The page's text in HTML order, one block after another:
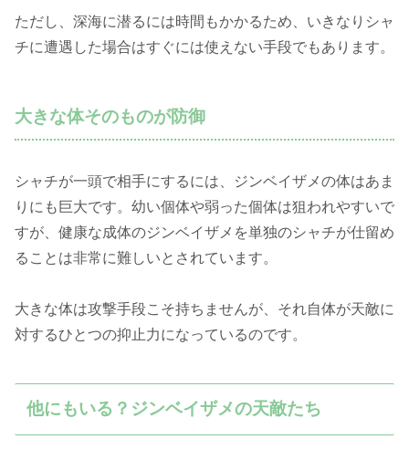
ただし、深海に潜るには時間もかかるため、いきなりシャ
チに遭遇した場合はすぐには使えない手段でもあります。
大きな体そのものが防御
シャチが一頭で相手にするには、ジンベイザメの体はあま
りにも巨大です。幼い個体や弱った個体は狙われやすいで
すが、健康な成体のジンベイザメを単独のシャチが仕留め
ることは非常に難しいとされています。
大きな体は攻撃手段こそ持ちませんが、それ自体が天敵に
対するひとつの抑止力になっているのです。
他にもいる？ジンベイザメの天敵たち